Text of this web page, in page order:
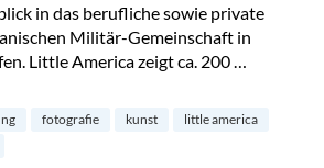
in das berufliche sowie private
Militär-Gemeinschaft in
Little America zeigt ca. 200 …
Museum in Dahlem“
fotografie kunst
little america